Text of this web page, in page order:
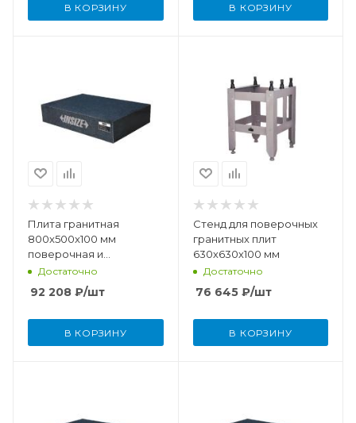
В КОРЗИНУ В КОРЗИНУ
Плита гранитная
800x500x100 мм
поверочная и
разметочная DIN876
(класс точности 0)
Достаточно
92 208 ₽/шт
В КОРЗИНУ
Стенд для поверочных
гранитных плит
630х630х100 мм
Достаточно
76 645₽/шт
В КОРЗИНУ